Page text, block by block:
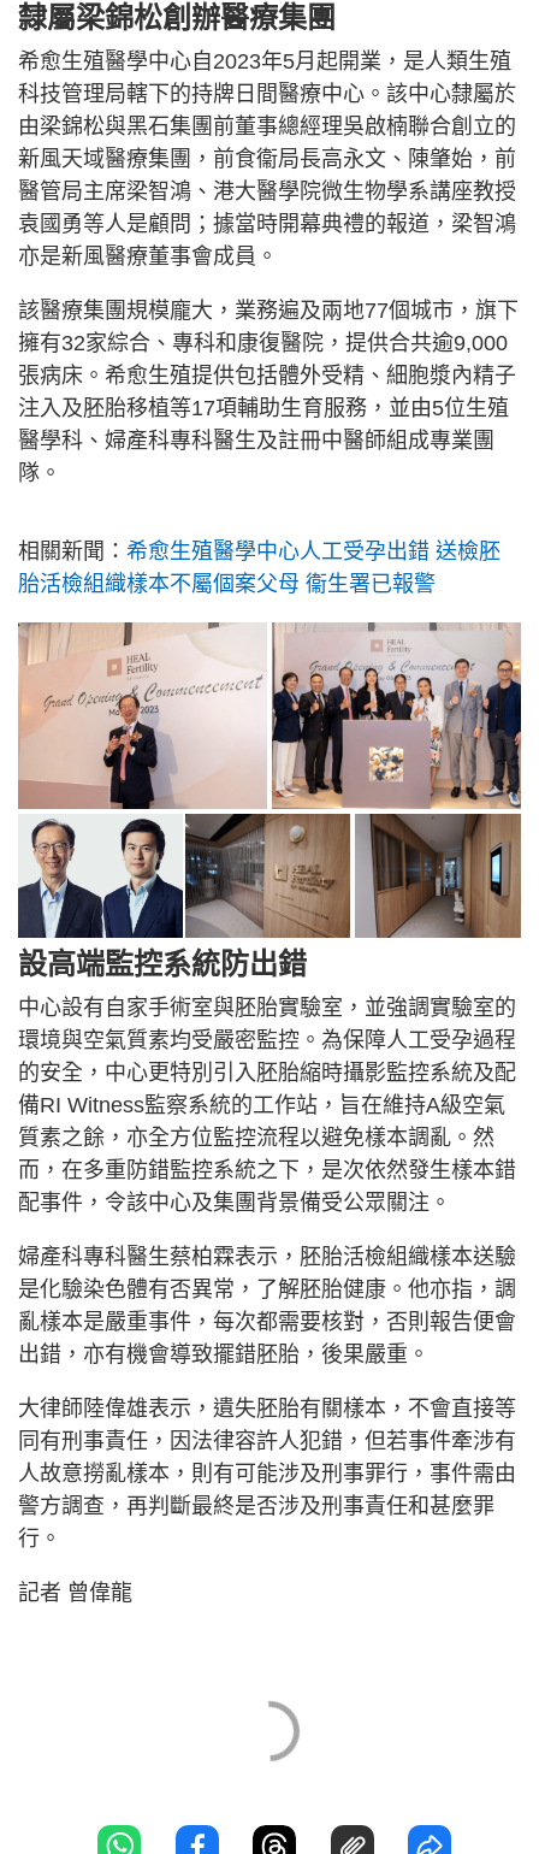
隸屬梁錦松創辦醫療集團
希愈生殖醫學中心自2023年5月起開業，是人類生殖
科技管理局轄下的持牌日間醫療中心。該中心隸屬於
由梁錦松與黑石集團前董事總經理吳啟楠聯合創立的
新風天域醫療集團，前食衞局長高永文、陳肇始，前
醫管局主席梁智鴻、港大醫學院微生物學系講座教授
袁國勇等人是顧問；據當時開幕典禮的報道，梁智鴻
亦是新風醫療董事會成員。
該醫療集團規模龐大，業務遍及兩地77個城市，旗下
擁有32家綜合、專科和康復醫院，提供合共逾9,000
張病床。希愈生殖提供包括體外受精、細胞漿內精子
注入及胚胎移植等17項輔助生育服務，並由5位生殖
醫學科、婦產科專科醫生及註冊中醫師組成專業團
隊。
相關新聞： 希愈生殖醫學中心人工受孕出錯 送檢胚
胎活檢組織樣本不屬個案父母 衞生署已報警
設高端監控系統防出錯
中心設有自家手術室與胚胎實驗室，並強調實驗室的
環境與空氣質素均受嚴密監控。為保障人工受孕過程
的安全，中心更特別引入胚胎縮時攝影監控系統及配
備RI Witness監察系統的工作站，旨在維持A級空氣
質素之餘，亦全方位監控流程以避免樣本調亂。然
而，在多重防錯監控系統之下，是次依然發生樣本錯
配事件，令該中心及集團背景備受公眾關注。
婦產科專科醫生蔡柏霖表示，胚胎活檢組織樣本送驗
是化驗染色體有否異常，了解胚胎健康。他亦指，調
亂樣本是嚴重事件，每次都需要核對，否則報告便會
出錯，亦有機會導致擺錯胚胎，後果嚴重。
大律師陸偉雄表示，遺失胚胎有關樣本，不會直接等
同有刑事責任，因法律容許人犯錯，但若事件牽涉有
人故意撈亂樣本，則有可能涉及刑事罪行，事件需由
警方調查，再判斷最終是否涉及刑事責任和甚麼罪
行。
記者 曾偉龍